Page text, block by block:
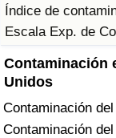
Índice de
Escala Exp. de
Contaminación
Unidos
Contaminación
Contaminación
en aqaba
Delincuencia
Calificación del
(Actual)
Índice de